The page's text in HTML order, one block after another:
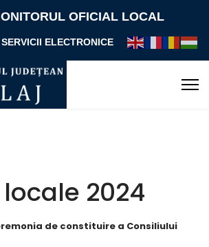
OFICIAL LOCAL
SERVICII ELECTRONICE
2024
de constituire a Consiliului